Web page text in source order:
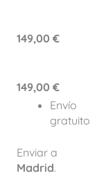
149,00 €
149,00 €
Envío
gratuito
Enviar a
Madrid.